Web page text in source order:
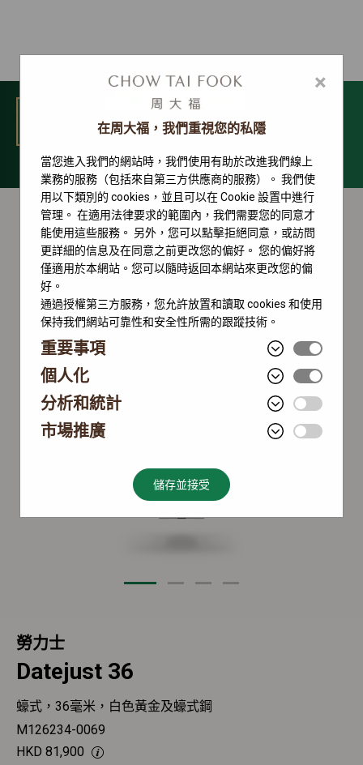
選單
Datejust 系列
勞力士
Datejust 36
蠔式，36毫米，白色黃金及蠔式鋼
M126234-0069
HKD 81,900
×
在周大福，我們重視您的私隱
當您進入我們的網站時，我們使用有助於改進我們線上
業務的服務（包括來自第三方供應商的服務）。 我們使
用以下類別的 cookies，並且可以在 Cookie 設置中進行
管理。 在適用法律要求的範圍內，我們需要您的同意才
能使用這些服務。 另外，您可以點擊拒絕同意，或訪問
更詳細的信息及在同意之前更改您的偏好。 您的偏好將
僅適用於本網站。您可以隨時返回本網站來更改您的偏
好。
通過授權第三方服務，您允許放置和讀取 cookies 和使用
保持我們網站可靠性和安全性所需的跟蹤技術。
重要事項
個人化
分析和統計
市場推廣
儲存並接受